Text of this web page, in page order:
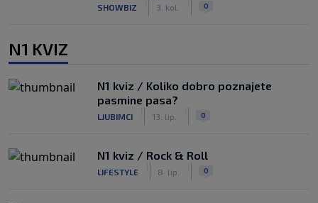
SHOWBIZ 3. kol. 0
N1 KVIZ
N1 kviz / Koliko dobro poznajete
pasmine pasa?
LJUBIMCI 13. lip. 0
N1 kviz / Rock & Roll
LIFESTYLE 8. lip. 0